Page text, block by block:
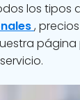
los tipos
,
página
servicio.